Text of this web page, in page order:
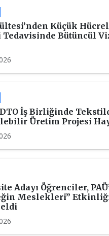
Küçük
Tedavisinde Bütüncül
İş Birliğinde
Üretim Projesi
Adayı Öğrenciler,
Meslekleri”